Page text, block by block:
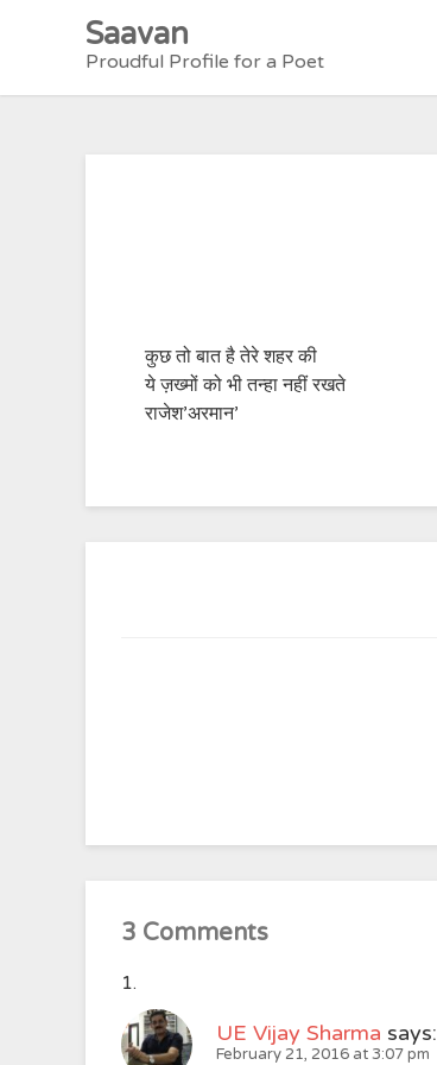
Saavan
Proudful Profile for a Poet
कुछ तो बात है तेरे शहर की
ये ज़ख्मों को भी तन्हा नहीं रखते
राजेश’अरमान’
3 Comments
UE Vijay Sharma says:
February 21, 2016 at 3:07 pm